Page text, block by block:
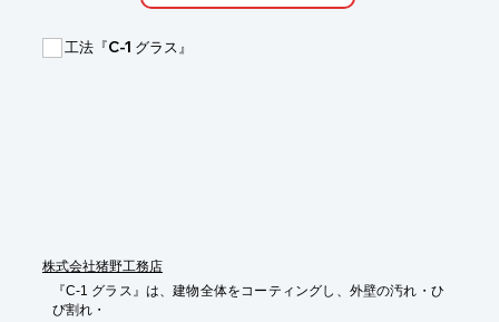
塗料が実現しました。
※詳しくはPDFをダウンロードして頂くか、お気軽にお問い合わ
せ下さい。
工法『C-1 グラス』
株式会社猪野工務店
『C-1 グラス』は、建物全体をコーティングし、外壁の汚れ・ひ
び割れ・